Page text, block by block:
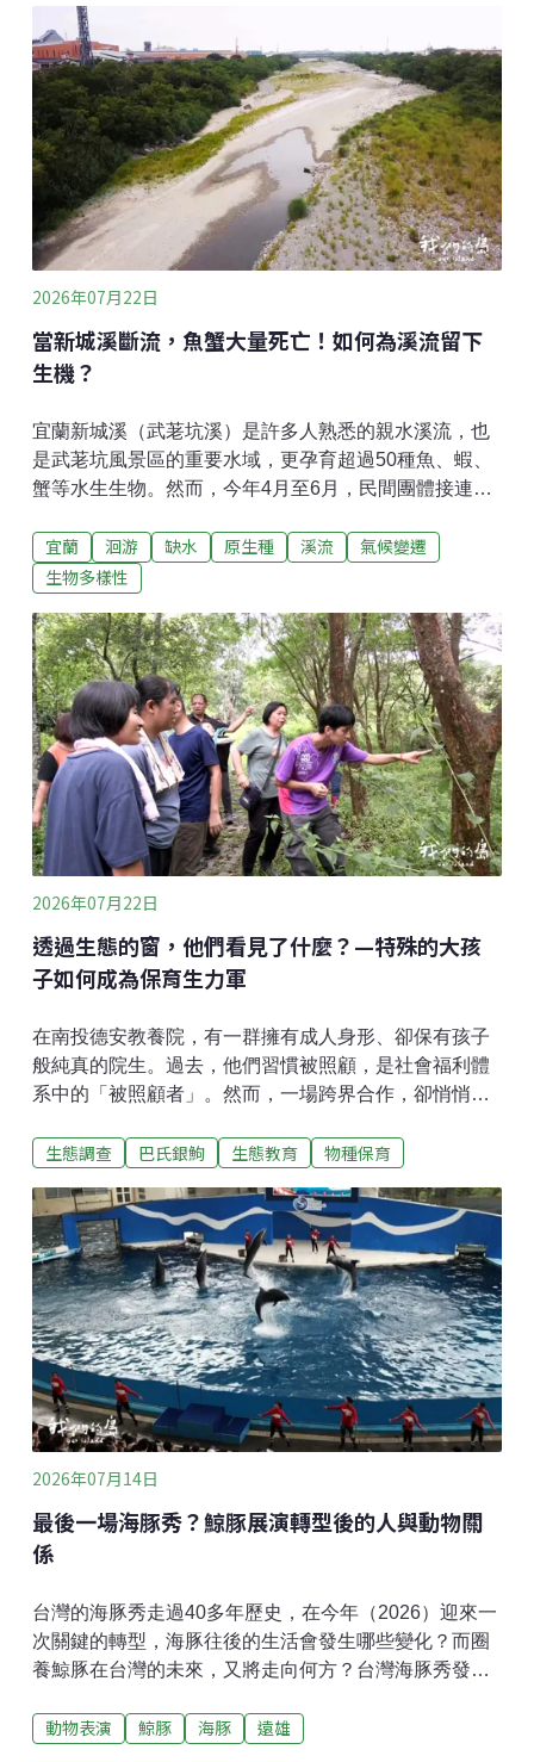
讓溪流連結公園。拆路還河 一場城市河流改造行動2023
年台北市水利處磺港溪再造工程動工，拆除橋梁採取塊
狀切割的方式，避免就地粉碎，污染溪流。挖除道路產
生的大量土石，則是就地利用，工程中整修護坡，盡力
保留公園大樹，減少破壞原生態，同時思考吸納雨水的
可能性。道路側的溪岸，採用石砌工法，方便生物上
岸，同時留下棲息空間；公園側的溪岸，採用土壤覆
蓋，有利植物生長，底層使用格網工法，鞏固河岸的穩
定。河中的固床工，則是利用卵石，並且調整高度，有
2026年07月22日
當新城溪斷流，魚蟹大量死亡！如何為溪流留下
生機？
宜蘭新城溪（武荖坑溪）是許多人熟悉的親水溪流，也
是武荖坑風景區的重要水域，更孕育超過50種魚、蝦、
蟹等水生生物。然而，今年4月至6月，民間團體接連發
甚至連剛溯溪而上的毛蟹與魚類，也來不及長大，乾死
在河床。河床斷流 志工搶救受困魚蝦每逢枯水期，荒野
他們發現，原本連續流動的溪水，在不到一公里的河段
竟完全中斷，只剩下一個個小水窪。志工黃琳恩指著乾
裂的河床說道，「這裡飄著死魚的味道。」水位持續下
降後，魚蝦只能不斷聚集到僅存的水窪，最後因缺氧、
缺水死亡。志工拿著魚網與水桶，將存活的魚蝦搬運到
上游仍有流水的河段，希望替牠們爭取一線生機，但人
工救援只是治標不治本。志工李坪鍵表示，「每次來打
撈，其實都很感傷。有些魚類早已來不及救，就算救回
部分生命，也無法解決斷流的問題。」除了缺水，新城
宜蘭 洄游 缺水 原生種 溪流
氣候變遷
生物多樣性
2026年07月22日
透過生態的窗，他們看見了什麼？—特殊的大孩
子如何成為保育生力軍
在南投德安教養院，有一群擁有成人身形、卻保有孩子
般純真的院生。過去，他們習慣被照顧，是社會福利體
系中的「被照顧者」。然而，一場跨界合作，卻悄悄翻
之窗，他們走進森林、親近野生動物，不僅從自然中獲
缺的保育生力軍。這份緣分始於多年前，德安教養院與
台中市野生動物保育學會展開合作。起初，學會將一些
無法野放、需要長期照養的動物，交由教養院協助照
顧。隨著互信基礎的建立，雙方的合作範疇不斷擴大，
還在院內建立了原生魚的庇護池，守護巴氏銀鮈和青鱂
魚。照養過程中認識物種 學習生命的課題巴氏銀鮈在
2009年被列為一級保育類動物，在台灣淡水魚紅皮書
中，2017年被列入國家極危的物種。青鱂魚原本普遍分
布在低海拔的水稻田、埤塘，因為環境破壞與外來種入
生態調查 巴氏銀鮈 生態教育 物種保育
2026年07月14日
最後一場海豚秀？鯨豚展演轉型後的人與動物關
係
台灣的海豚秀走過40多年歷史，在今年（2026）迎來一
次關鍵的轉型，海豚往後的生活會發生哪些變化？而圈
養鯨豚在台灣的未來，又將走向何方？台灣海豚秀發展
族館內各種外型奇特、色彩艷麗的生物，吸引遊客的目
動物表演 鯨豚 海豚 遠雄